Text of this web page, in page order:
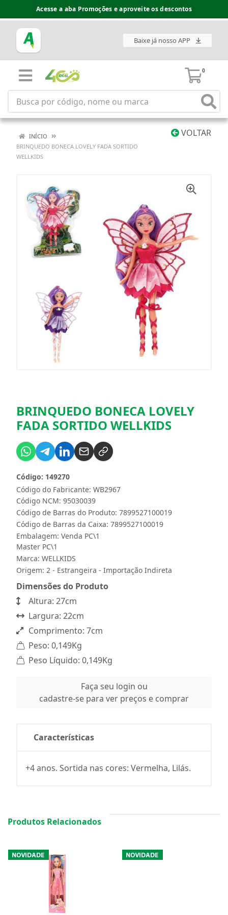
Acesse a aba Promoções e aproveite os descontos
Baixe já nosso APP
0
VOLTAR
INÍCIO
BRINQUEDO BONECA LOVELY FADA SORTIDO
WELLKIDS
BRINQUEDO BONECA LOVELY
FADA SORTIDO WELLKIDS
Código do Fabricante: WB2967
Código: 149270
Código NCM: 95030039
Código de Barras do Produto: 7899527100019
Código de Barras da Caixa: 7899527100019
Embalagem: Venda PC\1
Master PC\1
Marca: WELLKIDS
Origem: 2 - Estrangeira - Importação Indireta
Dimensões do Produto
Altura: 27cm
Largura: 22cm
Comprimento: 7cm
Peso: 0,149Kg
Peso Líquido: 0,149Kg
Faça seu login ou
cadastre-se para ver preços e comprar
Características
+4 anos. Sortida nas cores: Vermelha, Lilás.
Produtos Relacionados